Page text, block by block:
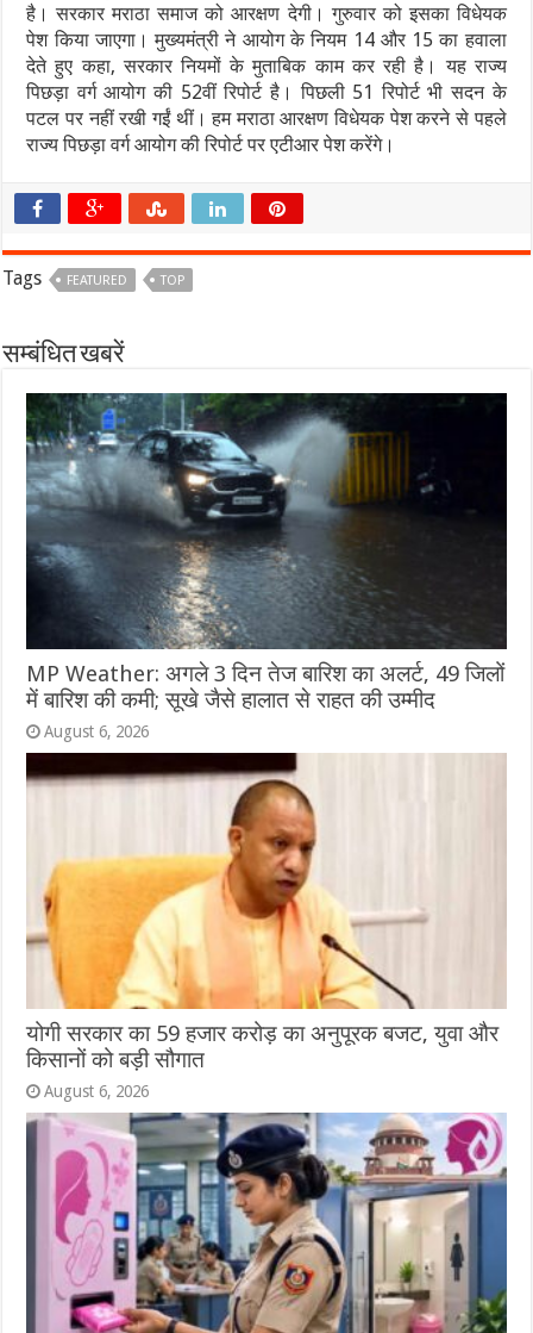
है। सरकार मराठा समाज को आरक्षण देगी। गुरुवार को इसका विधेयक
पेश किया जाएगा। मुख्यमंत्री ने आयोग के नियम 14 और 15 का हवाला
देते हुए कहा, सरकार नियमों के मुताबिक काम कर रही है। यह राज्य
पिछड़ा वर्ग आयोग की 52वीं रिपोर्ट है। पिछली 51 रिपोर्ट भी सदन के
पटल पर नहीं रखी गईं थीं। हम मराठा आरक्षण विधेयक पेश करने से पहले
राज्य पिछड़ा वर्ग आयोग की रिपोर्ट पर एटीआर पेश करेंगे।
Tags FEATURED TOP
सम्बंधित खबरें
MP Weather: अगले 3 दिन तेज बारिश का अलर्ट, 49 जिलों
में बारिश की कमी; सूखे जैसे हालात से राहत की उम्मीद
August 6, 2026
योगी सरकार का 59 हजार करोड़ का अनुपूरक बजट, युवा और
किसानों को बड़ी सौगात
August 6, 2026